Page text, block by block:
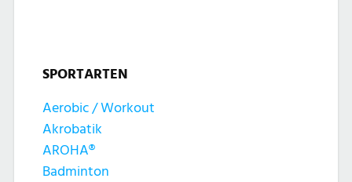
SPORTARTEN
Aerobic / Workout
Akrobatik
AROHA®
Badminton